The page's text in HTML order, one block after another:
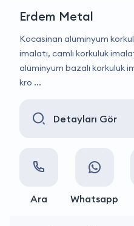
Erdem Metal
Kocasinan alüminyum
imalatı, camlı korkuluk
alüminyum bazalı korkuluk
kro ...
Detayları Gör
Ara Whatsapp